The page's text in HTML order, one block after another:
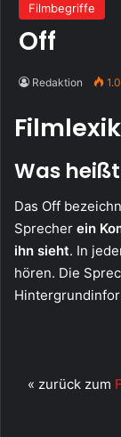
Filmbegriffe
Off
Redaktion
Was
Das Off
Sprecher ein
ihn sieht. In
hören. Die
« zurück zum